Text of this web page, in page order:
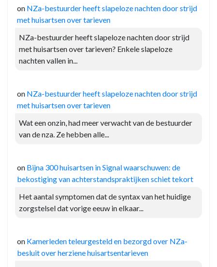
on NZa-bestuurder heeft slapeloze nachten door strijd
met huisartsen over tarieven
NZa-bestuurder heeft slapeloze nachten door strijd
met huisartsen over tarieven? Enkele slapeloze
nachten vallen in...
on NZa-bestuurder heeft slapeloze nachten door strijd
met huisartsen over tarieven
Wat een onzin, had meer verwacht van de bestuurder
van de nza. Ze hebben alle...
on Bijna 300 huisartsen in Signal waarschuwen: de
bekostiging van achterstandspraktijken schiet tekort
Het aantal symptomen dat de syntax van het huidige
zorgstelsel dat vorige eeuw in elkaar...
on Kamerleden teleurgesteld en bezorgd over NZa-
besluit over herziene huisartsentarieven